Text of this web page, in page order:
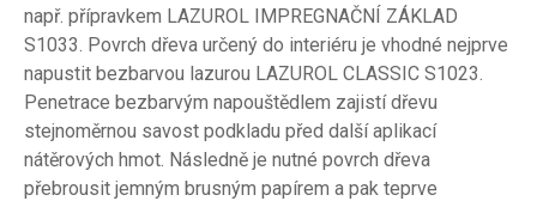
např. přípravkem LAZUROL IMPREGNAČNÍ ZÁKLAD
S1033. Povrch dřeva určený do interiéru je vhodné nejprve
napustit bezbarvou lazurou LAZUROL CLASSIC S1023.
Penetrace bezbarvým napouštědlem zajistí dřevu
stejnoměrnou savost podkladu před další aplikací
nátěrových hmot. Následně je nutné povrch dřeva
přebrousit jemným brusným papírem a pak teprve